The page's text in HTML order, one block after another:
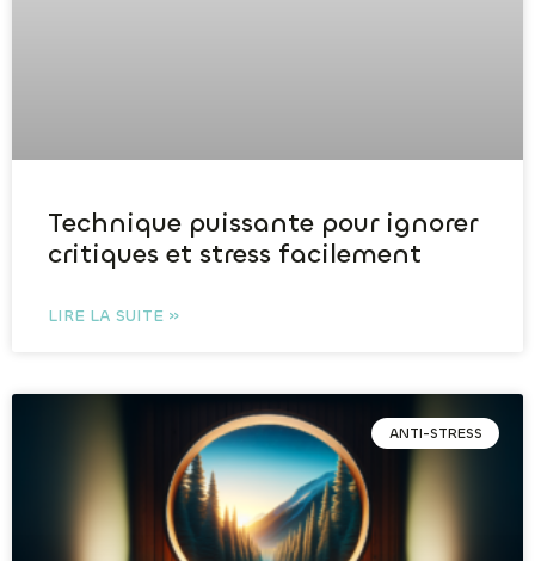
Technique puissante pour ignorer
critiques et stress facilement
LIRE LA SUITE »
ANTI-STRESS